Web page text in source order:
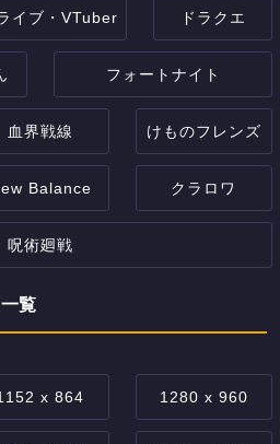
イブ・VTuber ドラクエ
フォートナイト
血界戦線 けものフレンズ
Balance クラロワ
呪術廻戦
覧
x 864 1280 x 960